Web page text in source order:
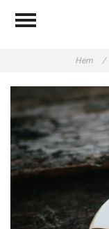
Hem /